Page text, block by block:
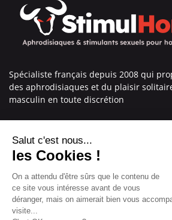
Spécialiste français depuis 2008 qui
des aphrodisiaques et du plaisir
masculin en toute discrétion
En savoir plus sur nous
Nos engagements
Informations
Mentions légales